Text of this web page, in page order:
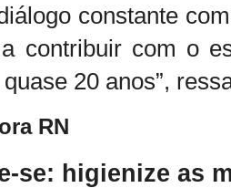
constante
contribuir com o
20 anos”,
RN
se: higienize as